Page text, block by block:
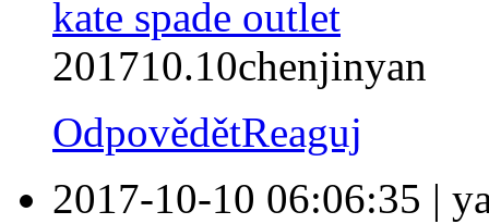
kate spade outlet
201710.10chenjinyan
OdpovědětReaguj
2017-10-10 06:06:35 |